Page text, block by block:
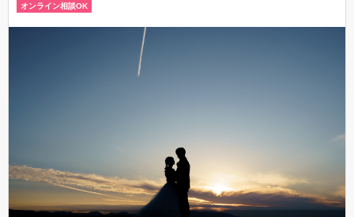
オンライン相談OK